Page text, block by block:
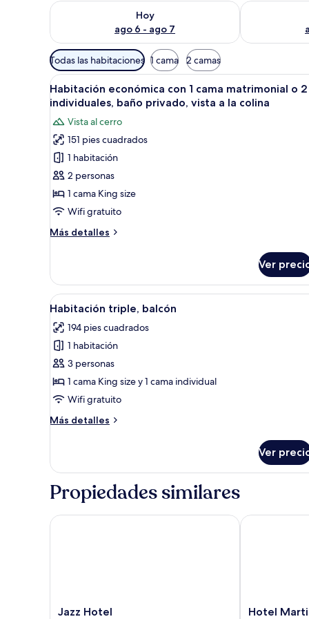
Hoy
ago 6 - ago 7
Consulta la disponibilidad para hoy ago 6 - ago 7
Consulta la
Filtros
disponibles
para
las
Todas las habitaciones 1 cama 2 camas
Abrir
todas
fotos
de
Habitación
económica
con
1
matrimonial
individuales,
baño
privado,
vista
a
la
colina
Una habitación de hotel
9
Habitación económica con 1 cama matrimonial o 2
individuales, baño privado, vista a la colina
Vista al cerro
151 pies cuadrados
1 habitación
2 personas
1 cama King size
Wifi gratuito
Más detalles
Más
económica
con
1
matrimonial
o
individuales,
baño
privado,
vista
a
Ver
Abrir
todas
las
fotos
de
Habitación
triple,
Habitación de hotel con
10
Habitación triple, balcón
194 pies cuadrados
1 habitación
3 personas
1 cama King size y 1 cama individual
Wifi gratuito
Más detalles
Más
triple,
Ver
Propiedades similares
Jazz
Jazz Hotel
Jazz Hotel
Hotel
Hotel
Hotel Martini